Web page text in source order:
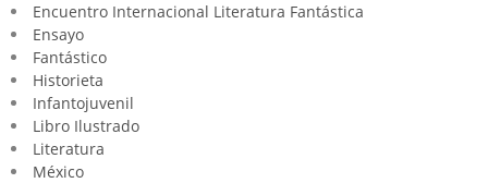
Encuentro Internacional Literatura Fantástica
Ensayo
Fantástico
Historieta
Infantojuvenil
Libro Ilustrado
Literatura
México